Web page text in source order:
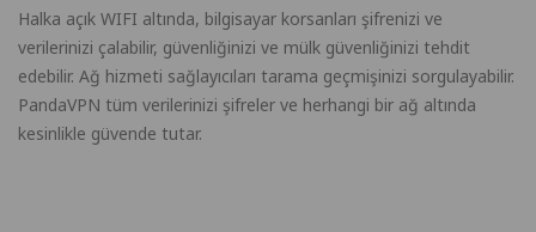
Halka açık WIFI altında, bilgisayar korsanları şifrenizi ve
verilerinizi çalabilir, güvenliğinizi ve mülk güvenliğinizi tehdit
edebilir. Ağ hizmeti sağlayıcıları tarama geçmişinizi sorgulayabilir.
PandaVPN tüm verilerinizi şifreler ve herhangi bir ağ altında
kesinlikle güvende tutar.